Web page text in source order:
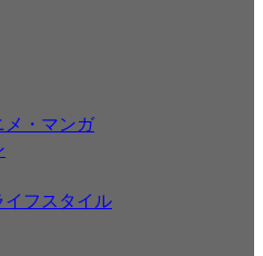
・マンガ
フスタイル